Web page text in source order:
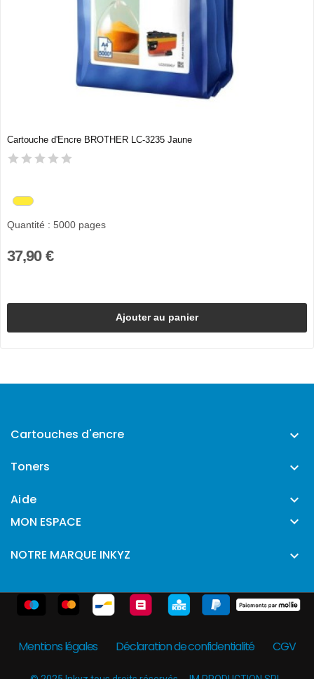
Cartouche d'Encre BROTHER LC-3235 Jaune
Quantité : 5000 pages
37,90 €
Ajouter au panier
Cartouches d'encre 
Toners 
Aide 
MON ESPACE 
NOTRE MARQUE INKYZ 
Mentions légales Déclaration de confidentialité CGV